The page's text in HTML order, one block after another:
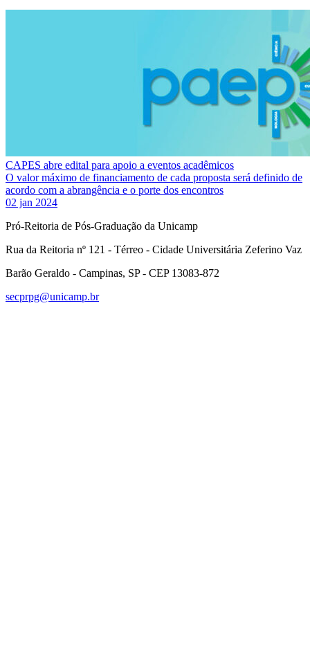
CAPES abre edital para apoio a eventos acadêmicos
O valor máximo de financiamento de cada proposta será definido de
acordo com a abrangência e o porte dos encontros
02 jan 2024
Pró-Reitoria de Pós-Graduação da Unicamp
Rua da Reitoria nº 121 - Térreo - Cidade Universitária Zeferino Vaz
Barão Geraldo - Campinas, SP - CEP 13083-872
secprpg@unicamp.br